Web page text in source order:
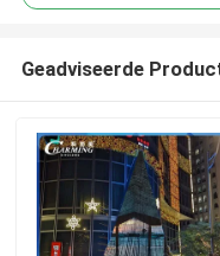
Geadviseerde